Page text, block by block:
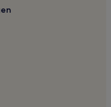
Jackson